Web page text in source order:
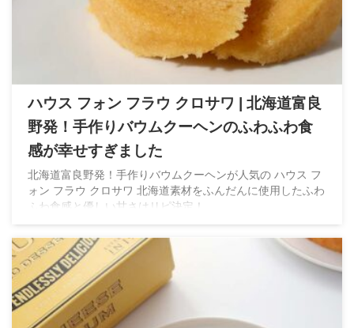
ハウス フォン フラウ クロサワ | 北海道富良
野発！手作りバウムクーヘンのふわふわ食
感が幸せすぎました
北海道富良野発！手作りバウムクーヘンが人気の ハウス フ
ォン フラウ クロサワ 北海道素材をふんだんに使用したふわ
ふわ食感と優しい甘さはリピ決定！